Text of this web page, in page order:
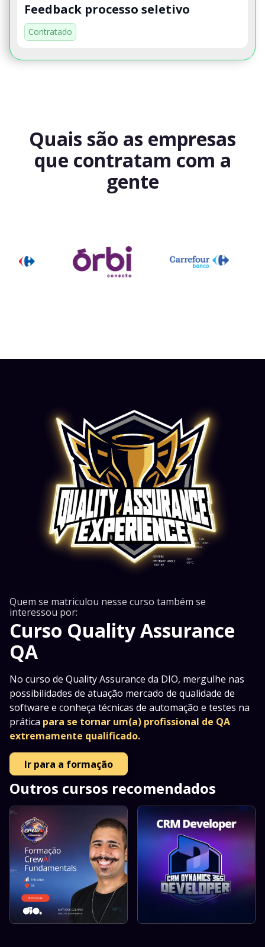
Feedback processo seletivo
Contratado
Quais são as empresas
que contratam com a
gente
Quem se matriculou nesse curso também se
interessou por:
Curso Quality Assurance
QA
No curso de Quality Assurance da DIO, mergulhe nas
possibilidades de atuação mercado de qualidade de
software e conheça técnicas de automação e testes na
prática para se tornar um(a) profissional de QA
extremamente qualificado.
Ir para a formação
Outros cursos recomendados